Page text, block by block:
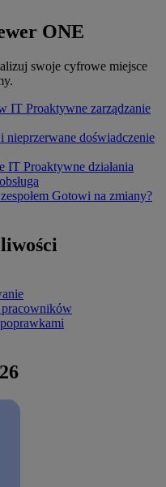
ONE
swoje cyfrowe miejsce
IT Proaktywne zarządzanie
i nieprzerwane doświadczenie
IT Proaktywne działania
Gotowi na zmiany?